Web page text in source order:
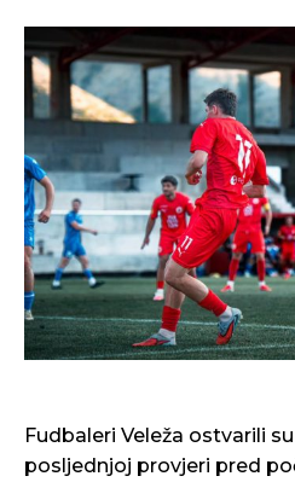
Fudbaleri Veleža ostvarili
posljednjoj provjeri pred